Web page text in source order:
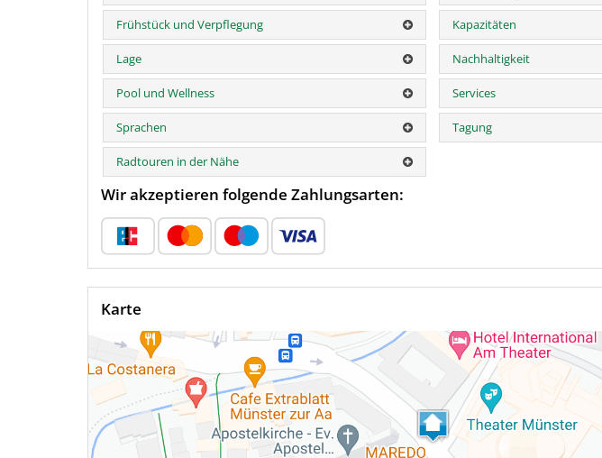
Frühstück und Verpflegung Kapazitäten
Lage Nachhaltigkeit
Pool und Wellness Services
Sprachen Tagung
Radtouren in der Nähe
Wir akzeptieren folgende Zahlungsarten:
Karte